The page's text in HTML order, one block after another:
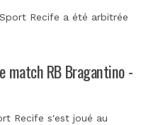
Recife a été arbitrée
match RB Bragantino -
Recife s'est joué au